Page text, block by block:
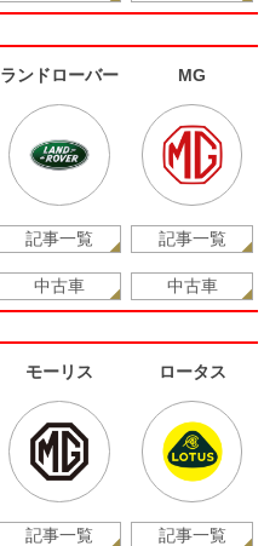
ランドローバー
記事一覧
中古車
MG
記事一覧
中古車
モーリス
記事一覧
ロータス
記事一覧